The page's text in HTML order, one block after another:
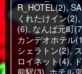
R_HOTEL(2),
くれたけイン(2),
(6), なんば元町
カンデオホテル
シェラトン(2),
ロイネット(4),
前駅(3),ホテル